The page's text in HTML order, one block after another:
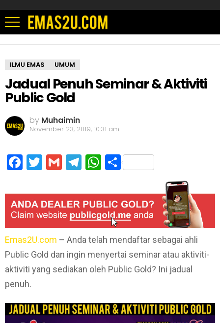
ILMU EMAS UMUM
Jadual Penuh Seminar & Aktiviti
Public Gold
by Muhaimin
November 23, 2019, 10:31 am
Facebook
Twitter
GmailTelegram
WhatsApp
Share
Emas2U.com – Anda telah mendaftar sebagai ahli
Public Gold dan ingin menyertai seminar atau aktiviti-
aktiviti yang sediakan oleh Public Gold? Ini jadual
penuh.